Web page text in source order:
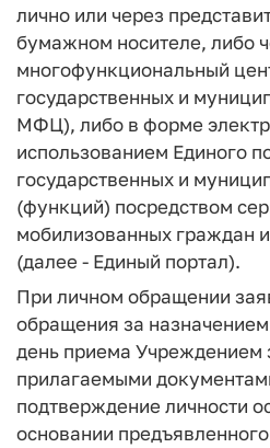
лично или через
бумажном носителе, либо
многофункциональный
государственных и
МФЦ), либо в форме
использованием Единого
государственных и
(функций) посредством
мобилизованных граждан
(далее - Единый портал).
При личном обращении
обращения за
день приема Учреждением
прилагаемыми
подтверждение личности
основании